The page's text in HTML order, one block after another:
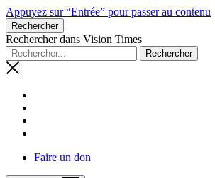
Appuyez sur “Entrée” pour passer au contenu
Rechercher
Rechercher dans Vision Times
Faire un don